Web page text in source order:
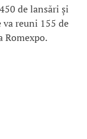
de lansări și
reuni 155 de
Romexpo.